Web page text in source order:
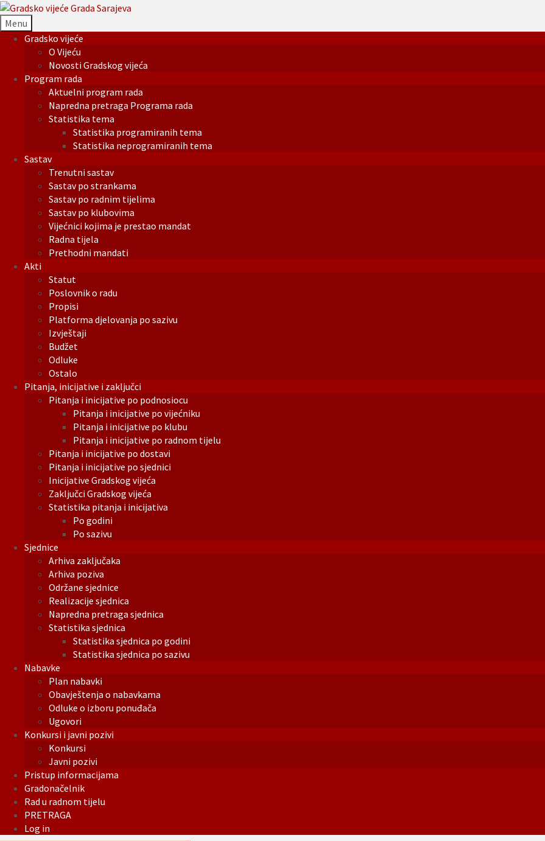
Menu
Gradsko vijeće
O Vijeću
Novosti Gradskog vijeća
Program rada
Aktuelni program rada
Napredna pretraga Programa rada
Statistika tema
Statistika programiranih tema
Statistika neprogramiranih tema
Sastav
Trenutni sastav
Sastav po strankama
Sastav po radnim tijelima
Sastav po klubovima
Vijećnici kojima je prestao mandat
Radna tijela
Prethodni mandati
Akti
Statut
Poslovnik o radu
Propisi
Platforma djelovanja po sazivu
Izvještaji
Budžet
Odluke
Ostalo
Pitanja, inicijative i zaključci
Pitanja i inicijative po podnosiocu
Pitanja i inicijative po vijećniku
Pitanja i inicijative po klubu
Pitanja i inicijative po radnom tijelu
Pitanja i inicijative po dostavi
Pitanja i inicijative po sjednici
Inicijative Gradskog vijeća
Zaključci Gradskog vijeća
Statistika pitanja i inicijativa
Po godini
Po sazivu
Sjednice
Arhiva zaključaka
Arhiva poziva
Održane sjednice
Realizacije sjednica
Napredna pretraga sjednica
Statistika sjednica
Statistika sjednica po godini
Statistika sjednica po sazivu
Nabavke
Plan nabavki
Obavještenja o nabavkama
Odluke o izboru ponuđača
Ugovori
Konkursi i javni pozivi
Konkursi
Javni pozivi
Pristup informacijama
Gradonačelnik
Rad u radnom tijelu
PRETRAGA
Log in